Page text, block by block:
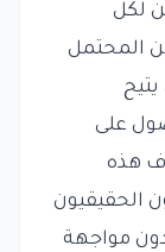
لكل
المحتمل
على
هذه
الحقيقيون
مواجهة